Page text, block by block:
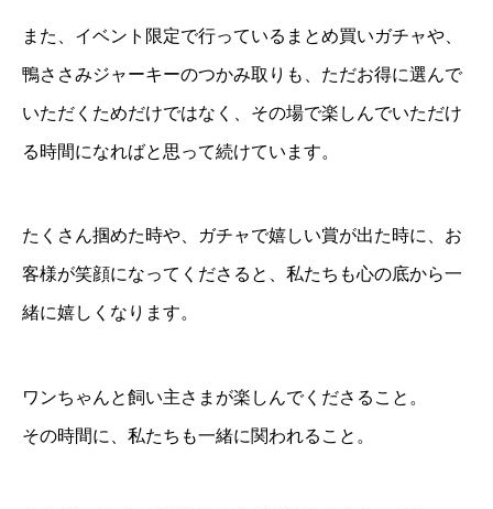
また、イベント限定で行っているまとめ買いガチャや、
鴨ささみジャーキーのつかみ取りも、ただお得に選んで
いただくためだけではなく、その場で楽しんでいただけ
る時間になればと思って続けています。
たくさん掴めた時や、ガチャで嬉しい賞が出た時に、お
客様が笑顔になってくださると、私たちも心の底から一
緒に嬉しくなります。
ワンちゃんと飼い主さまが楽しんでくださること。
その時間に、私たちも一緒に関われること。